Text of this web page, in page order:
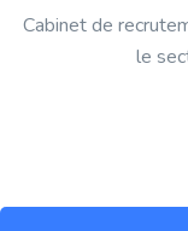
Cabinet de
le